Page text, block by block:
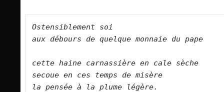
Ostensiblement soi
aux débours de quelque monnaie du
cette haine carnassière en cale sèche
secoue en ces temps de misère
la pensée à la plume légère.